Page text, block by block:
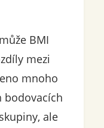
BMI
mezi
mnoho
bodovacích
ale